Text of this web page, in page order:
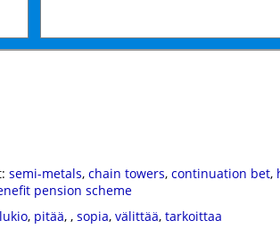
semi-metals, chain towers, continuation bet,
pension scheme
lukio, pitää, , sopia, välittää, tarkoittaa